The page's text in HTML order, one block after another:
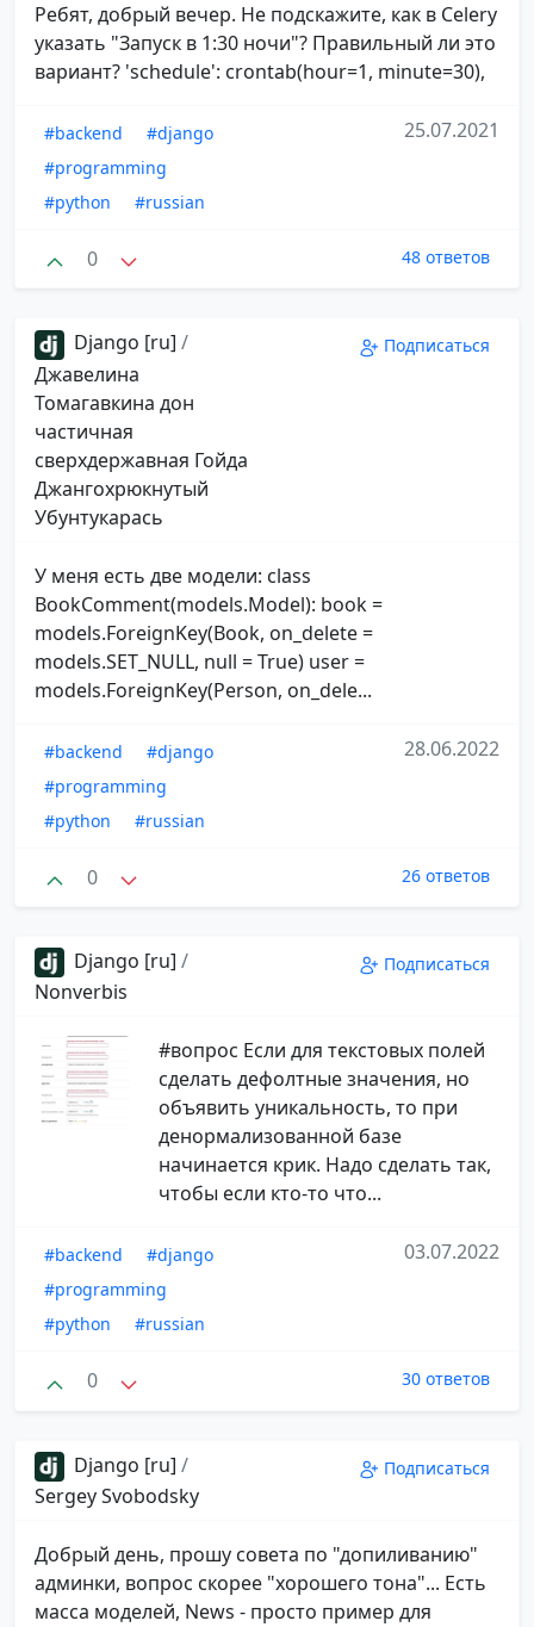
Ребят, добрый вечер. Не подскажите, как в Celery
указать "Запуск в 1:30 ночи"? Правильный ли это
вариант? 'schedule': crontab(hour=1, minute=30),
#backend
#django
#programming
#python
#russian
25.07.2021
0 48 ответов
Django [ru] /
Джавелина
Томагавкина дон
частичная
сверхдержавная Гойда
Джангохрюкнутый
Убунтукарась
Подписаться
У меня есть две модели: class
BookComment(models.Model): book =
models.ForeignKey(Book, on_delete =
models.SET_NULL, null = True) user =
models.ForeignKey(Person, on_dele...
#backend
#django
#programming
#python
#russian
28.06.2022
0 26 ответов
Django [ru] /
Nonverbis
Подписаться
#вопрос Если для текстовых полей
сделать дефолтные значения, но
объявить уникальность, то при
денормализованной базе
начинается крик. Надо сделать так,
чтобы если кто-то что...
#backend
#django
#programming
#python
#russian
03.07.2022
0 30 ответов
Django [ru] /
Sergey Svobodsky
Подписаться
Добрый день, прошу совета по "допиливанию"
админки, вопрос скорее "хорошего тона"... Есть
масса моделей, News - просто пример для